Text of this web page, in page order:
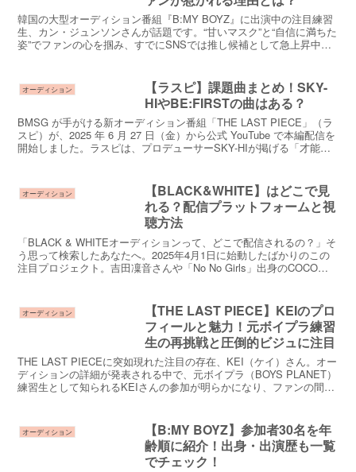
韓国の大型オーディション番組『B:MY BOYZ』に出演中の注目練習
生、カン・ジュンソンさんが話題です。“甘いマスク”と“自信に満ちた
姿”でファンの心を掴み、すでにSNSでは推し候補として急上昇中。
オーディション
【ラスピ】課題曲まとめ！SKY-
HIやBE:FIRSTの曲はある？
BMSG が手がける新オーディション番組「THE LAST PIECE」（ラ
スピ）が、2025 年 6 月 27 日（金）から公式 YouTube で本編配信を
開始しました。ラスピは、プロデューサーSKY-HIが掲げる「才能の
オーディション
【BLACK&WHITE】はどこで見
れる？配信プラットフォームと視
聴方法
「BLACK & WHITEオーディションって、どこで配信されるの？」そ
う思って検索したあなたへ。2025年4月1日に始動したばかりのこの
注目プロジェクト。吉田凜音さんや「No No Girls」出身のCOCOさ
オーディション
【THE LAST PIECE】KEIのプロ
フィールと魅力！元ボイプラ練習
生の再挑戦と圧倒的ビジュに注目
THE LAST PIECEに突如現れた注目の存在、KEI（ケイ）さん。オー
ディションの詳細が発表される中で、元ボイプラ（BOYS PLANET）
練習生として知られるKEIさんの参加が明らかになり、ファンの間で
オーディション
【B:MY BOYZ】参加者30名を年
齢順に紹介！出身・出演歴も一覧
でチェック！